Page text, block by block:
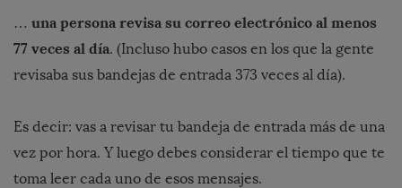
… una persona revisa su correo electrónico al menos
77 veces al día. (Incluso hubo casos en los que la gente
revisaba sus bandejas de entrada 373 veces al día).
Es decir: vas a revisar tu bandeja de entrada más de una
vez por hora. Y luego debes considerar el tiempo que te
toma leer cada uno de esos mensajes.